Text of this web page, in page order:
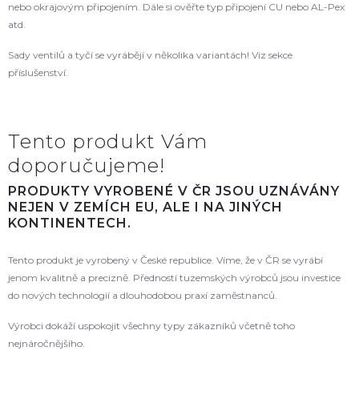
nebo okrajovým připojením. Dále si ověřte typ připojení CU nebo AL-Pex
atd.
Sady ventilů a tyčí se vyrábějí v několika variantách! Viz sekce
příslušenství.
Tento produkt Vám
doporučujeme!
PRODUKTY VYROBENÉ V ČR JSOU UZNÁVÁNY
NEJEN V ZEMÍCH EU, ALE I NA JINÝCH
KONTINENTECH.
Tento produkt je vyrobený v České republice. Víme, že v ČR se vyrábí
jenom kvalitně a precizně. Předností tuzemských výrobců jsou investice
do nových technologií a dlouhodobou praxí zaměstnanců.
Výrobci dokáží uspokojit všechny typy zákazníků včetně toho
nejnáročnějšího.